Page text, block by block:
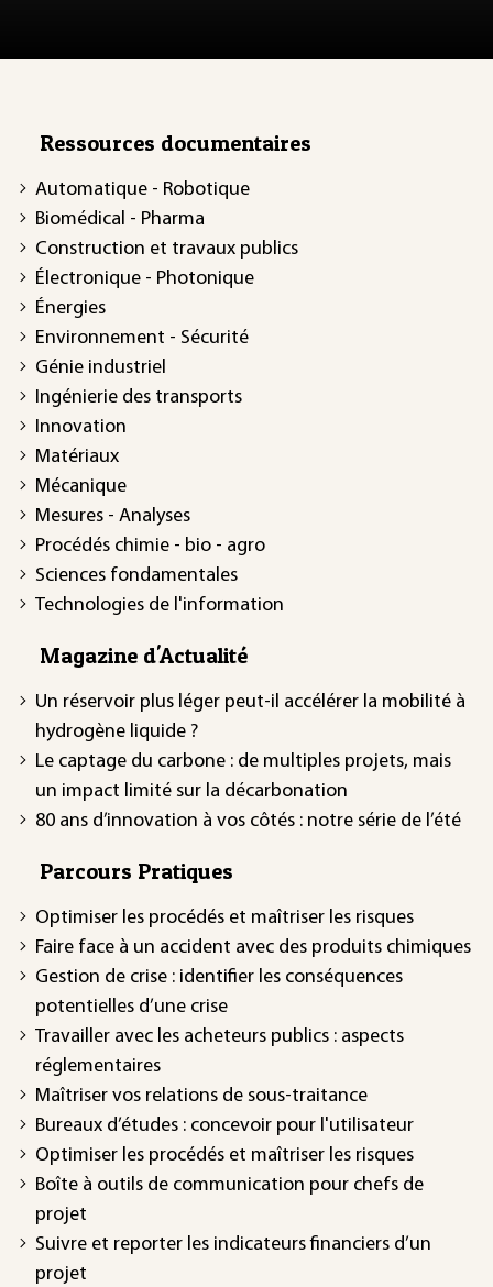
Ressources documentaires
Automatique - Robotique
Biomédical - Pharma
Construction et travaux publics
Électronique - Photonique
Énergies
Environnement - Sécurité
Génie industriel
Ingénierie des transports
Innovation
Matériaux
Mécanique
Mesures - Analyses
Procédés chimie - bio - agro
Sciences fondamentales
Technologies de l'information
Magazine d'Actualité
Un réservoir plus léger peut-il accélérer la mobilité à
hydrogène liquide ?
Le captage du carbone : de multiples projets, mais
un impact limité sur la décarbonation
80 ans d’innovation à vos côtés : notre série de l’été
Parcours Pratiques
Optimiser les procédés et maîtriser les risques
Faire face à un accident avec des produits chimiques
Gestion de crise : identifier les conséquences
potentielles d’une crise
Travailler avec les acheteurs publics : aspects
réglementaires
Maîtriser vos relations de sous-traitance
Bureaux d’études : concevoir pour l'utilisateur
Optimiser les procédés et maîtriser les risques
Boîte à outils de communication pour chefs de
projet
Suivre et reporter les indicateurs financiers d’un
projet